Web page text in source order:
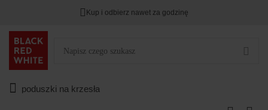
Kup i odbierz nawet za godzinę
poduszki na krzesła